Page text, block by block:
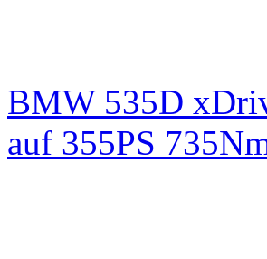
BMW 535D
auf 355PS